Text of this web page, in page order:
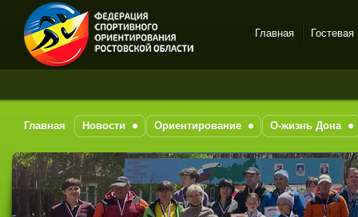
Спортивное
на-Дону
Главная Гостевая
Главная Новости Ориентирование О-жизнь Дона